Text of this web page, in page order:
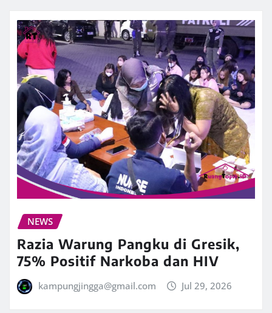
NEWS
Razia Warung Pangku di Gresik,
75% Positif Narkoba dan HIV
kampungjingga@gmail.com Jul 29, 2026